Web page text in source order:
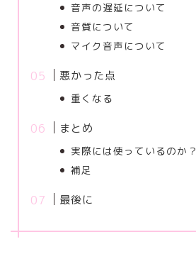
音声の遅延について
音質について
マイク音声について
悪かった点
重くなる
まとめ
実際には使っているのか？
補足
最後に